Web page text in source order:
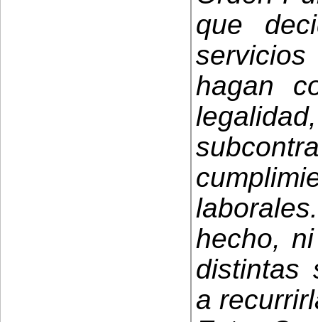
que
hagan
hecho,
distintas
a